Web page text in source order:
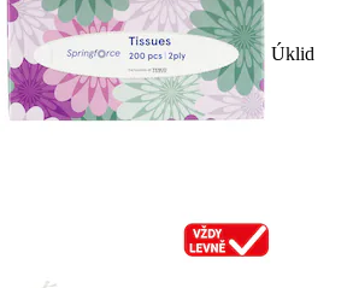
Úklid